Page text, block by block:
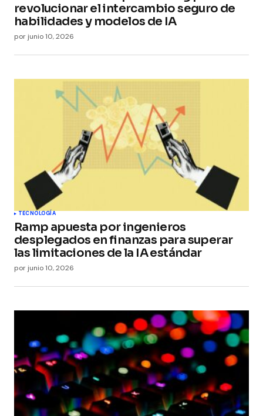
revolucionar el intercambio seguro de
habilidades y modelos de IA
por junio 10, 2026
TECNOLOGÍA
Ramp apuesta por ingenieros
desplegados en finanzas para superar
las limitaciones de la IA estándar
por junio 10, 2026